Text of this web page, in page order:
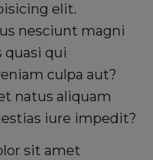
elit.
nesciunt magni
quasi qui
culpa aut?
natus aliquam
iure impedit?
sit amet